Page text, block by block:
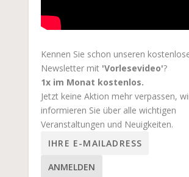
Kennen Sie schon unseren
Newsletter mit 'Vorlesevideo'?
1x im Monat kostenlos.
Jetzt keine Aktion mehr verpassen,
informieren Sie über alle wichtigen
Veranstaltungen und Neuigkeiten.
ANMELDEN